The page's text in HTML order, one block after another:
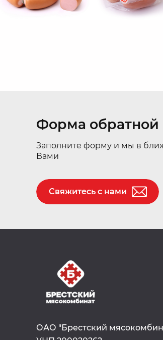
Форма обратной
Заполните форму и мы в
Вами
Свяжитесь с нами
ОАО "Брестский